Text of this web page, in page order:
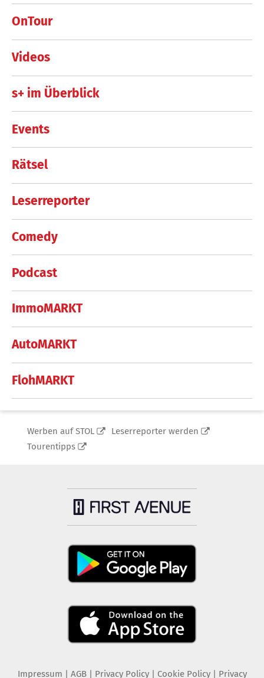
OnTour
Videos
s+ im Überblick
Events
Rätsel
Leserreporter
Comedy
Podcast
ImmoMARKT
AutoMARKT
FlohMARKT
Werben auf STOL
Leserreporter werden
Tourentipps
Impressum AGB Privacy Policy| Cookie Policy| Privacy